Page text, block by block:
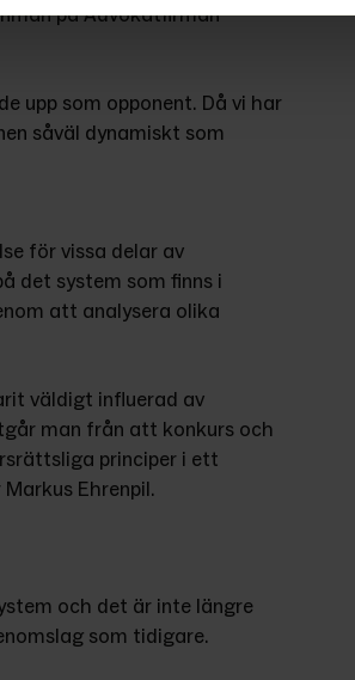
på Advokatfirman
upp som opponent. Då vi har
såväl dynamiskt som
för vissa delar av
det system som finns i
att analysera olika
väldigt influerad av
man från att konkurs och
principer i ett
Ehrenpil.
och det är inte längre
som tidigare.